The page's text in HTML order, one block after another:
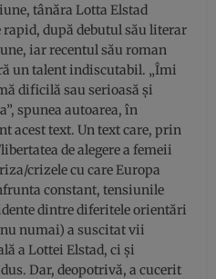
tânăra Lotta Elstad
rapid, după debutul său literar
iar recentul său roman
un talent indiscutabil. „Îmi
dificilă sau serioasă și
spunea autoarea, în
acest text. Un text care, prin
de alegere a femeii
crizele cu care Europa
constant, tensiunile
dintre diferitele orientări
numai) a suscitat vii
a Lottei Elstad, ci și
Dar, deopotrivă, a cucerit